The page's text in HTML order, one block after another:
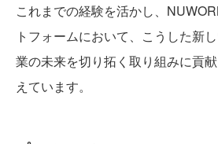
これまでの経験を活かし、
トフォームにおいて、こうした新
業の未来を切り拓く取り組みに貢
えています。